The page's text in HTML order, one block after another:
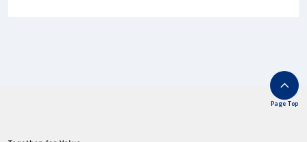
Page Top